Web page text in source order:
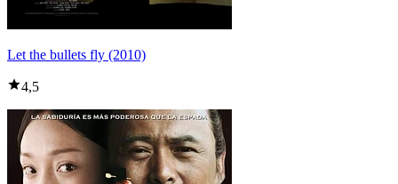
Let the bullets fly (2010)
4,5